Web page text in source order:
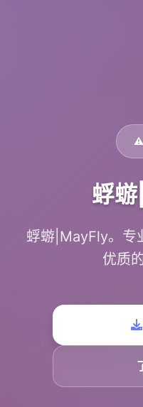
⚠️
蜉
蜉蝣|MayFly。专
优质